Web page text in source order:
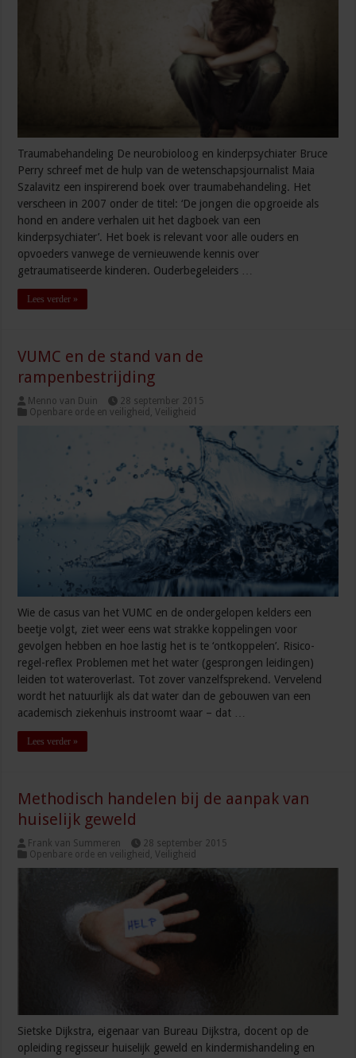
Traumabehandeling De neurobioloog en kinderpsychiater Bruce
Perry schreef met de hulp van de wetenschapsjournalist Maia
Szalavitz een inspirerend boek over traumabehandeling. Het
verscheen in 2007 onder de titel: ‘De jongen die opgroeide als
hond en andere verhalen uit het dagboek van een
kinderpsychiater’. Het boek is relevant voor alle ouders en
opvoeders vanwege de vernieuwende kennis over
getraumatiseerde kinderen. Ouderbegeleiders …
Lees verder »
VUMC en de stand van de
rampenbestrijding
Menno van Duin
28 september 2015
Openbare orde en veiligheid ,Veiligheid
Wie de casus van het VUMC en de ondergelopen kelders een
beetje volgt, ziet weer eens wat strakke koppelingen voor
gevolgen hebben en hoe lastig het is te ‘ontkoppelen’. Risico-
regel-reflex Problemen met het water (gesprongen leidingen)
leiden tot wateroverlast. Tot zover vanzelfsprekend. Vervelend
wordt het natuurlijk als dat water dan de gebouwen van een
academisch ziekenhuis instroomt waar – dat …
Lees verder »
Methodisch handelen bij de aanpak van
huiselijk geweld
Frank van Summeren
28 september 2015
Openbare orde en veiligheid ,Veiligheid
Sietske Dijkstra, eigenaar van Bureau Dijkstra, docent op de
opleiding regisseur huiselijk geweld en kindermishandeling en